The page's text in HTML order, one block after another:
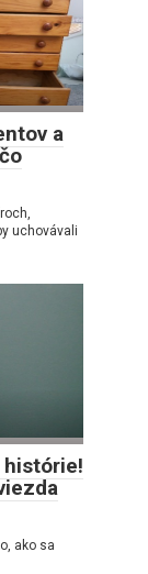
a
uchovávali
histórie!
ako sa